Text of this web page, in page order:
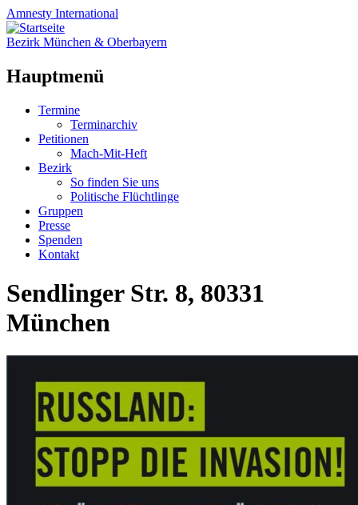
Amnesty International
Bezirk München & Oberbayern
Hauptmenü
Zum
springen
Termine
Terminarchiv
Petitionen
Mach-Mit-Heft
Bezirk
So finden Sie uns
Politische Flüchtlinge
Gruppen
Presse
Spenden
Kontakt
Sendlinger Str. 8, 80331
München